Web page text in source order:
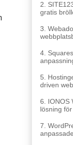
2.
gratis
3.
4.
5.
driven
6. IONOS
lösning
7.